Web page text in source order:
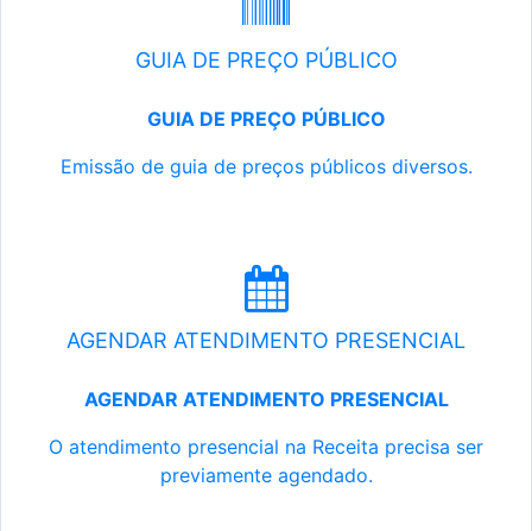
GUIA DE PREÇO PÚBLICO
GUIA DE PREÇO PÚBLICO
Emissão de guia de preços públicos diversos.
AGENDAR ATENDIMENTO PRESENCIAL
AGENDAR ATENDIMENTO PRESENCIAL
O atendimento presencial na Receita precisa ser
previamente agendado.